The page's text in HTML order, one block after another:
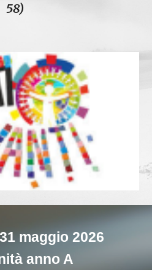
58)
maggio 2026
anno A